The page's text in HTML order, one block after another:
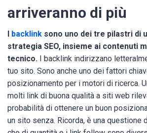
arriveranno di più
backlink sono uno dei tre pilastri di
strategia SEO, insieme ai contenuti
tecnico.
I backlink indirizzano
tuo sito. Sono anche uno dei fattori
posizionamento per i motori di ricerca.
molti link di buona qualità a siti web
probabilità di ottenere un buon
un sito senza. Ricorda, è una questione